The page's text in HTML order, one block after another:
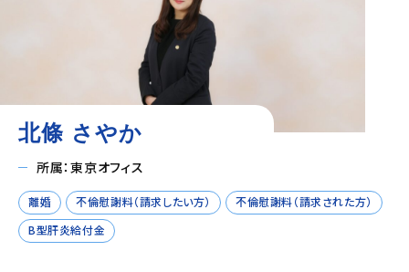
北條 さやか
所属：東京オフィス
離婚 不倫慰謝料（請求したい方）
不倫慰謝料（請求された方）
B型肝炎給付金